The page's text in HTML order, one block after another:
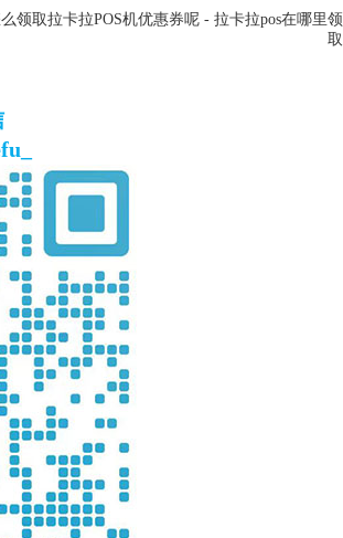
领取拉卡拉POS机优惠券呢 - 拉卡拉pos在哪里领
取